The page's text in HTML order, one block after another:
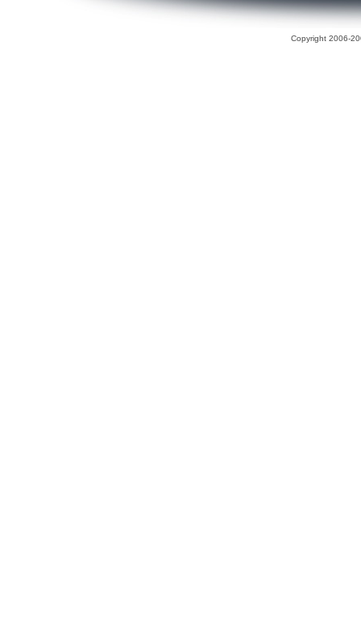
Copyright 2006-